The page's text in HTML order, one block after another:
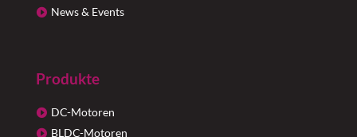
News & Events
Produkte
DC-Motoren
BLDC-Motoren